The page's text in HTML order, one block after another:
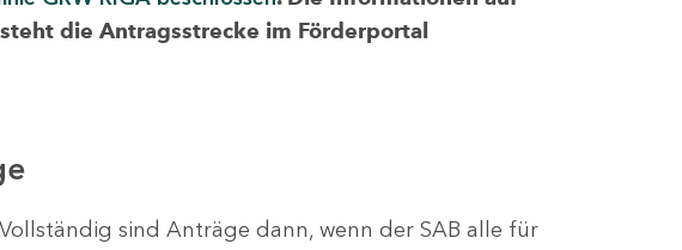
die Antragsstrecke im Förderportal
sind Anträge dann, wenn der SAB alle für